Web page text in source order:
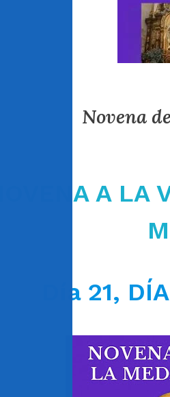
Novena
NOVENA A LA
Día 21,